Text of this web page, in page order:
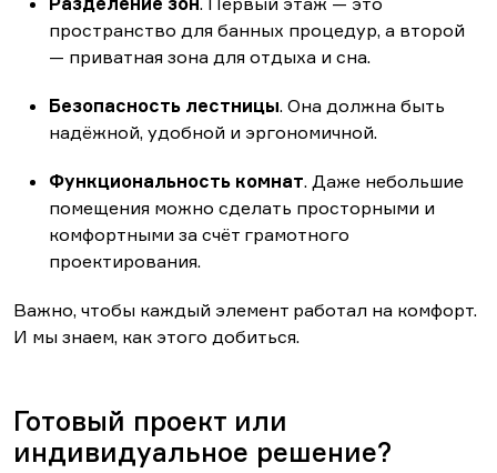
пространство для банных процедур, а второй
— приватная зона для отдыха и сна.
Безопасность лестницы. Она должна быть
надёжной, удобной и эргономичной.
Функциональность комнат. Даже небольшие
помещения можно сделать просторными и
комфортными за счёт грамотного
проектирования.
Важно, чтобы каждый элемент работал на комфорт.
И мы знаем, как этого добиться.
Готовый проект или
индивидуальное решение?